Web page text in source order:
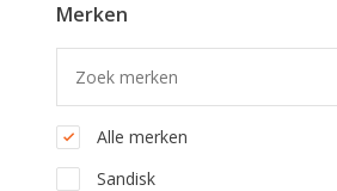
Merken
Alle merken
Sandisk